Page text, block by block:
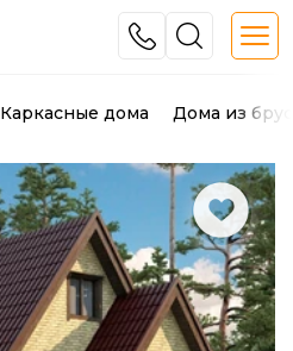
Каркасные дома Дома из